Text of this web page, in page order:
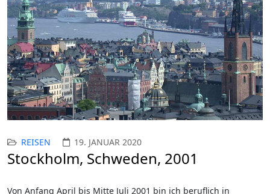
REISEN 19. JANUAR 2020
Stockholm, Schweden, 2001
Von Anfang April bis Mitte Juli 2001 bin ich beruflich in